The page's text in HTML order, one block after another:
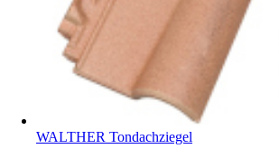
WALTHER Tondachziegel